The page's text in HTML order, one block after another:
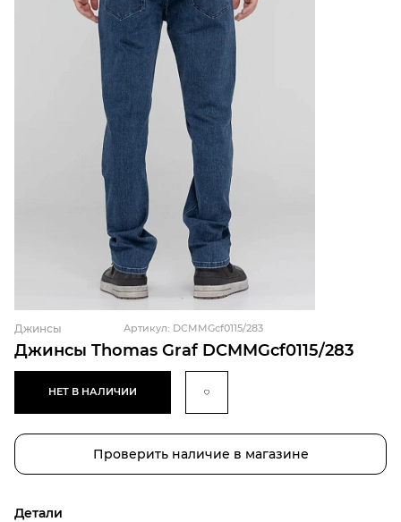
Джинсы Thomas Graf DCMMGcf0115/283
Джинсы Артикул: DCMMGcf0115/283
НЕТ В НАЛИЧИИ
Проверить наличие в магазине
Детали